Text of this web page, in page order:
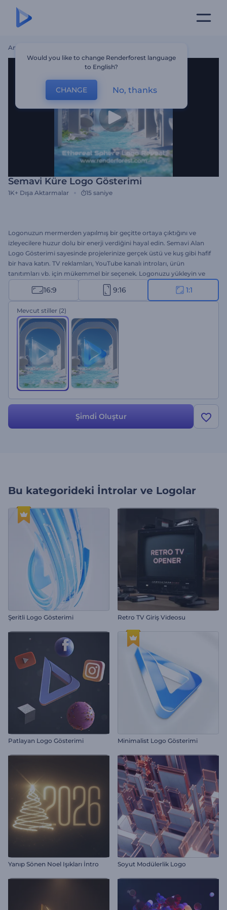
Ana Sayfa
Semavi Küre Logo Gösterimi
1K+ Dışa Aktarmalar 15 saniye
Logonuzun mermerden yapılmış bir geçitte ortaya çıktığını ve
izleyecilere huzur dolu bir enerji verdiğini hayal edin. Semavi Alan
Logo Gösterimi sayesinde projelerinize gerçek üstü ve kuş gibi hafif
bir hava katın. TV reklamları, YouTube kanalı introları, ürün
tanıtımları vb. için mükemmel bir seçenek. Logonuzu yükleyin ve
profesyonel animasyonunuz biraç dakikada elinizde olsun. Hiçbir
ücret ödemeden hemen deneyin!
16:9 9:16 1:1
Mevcut stiller (2)
Şi̇mdi̇ Oluştur
Bu kategorideki İntrolar ve Logolar
Şeritli Logo Gösterimi Retro TV Giriş Videosu
Patlayan Logo Gösterimi Minimalist Logo Gösterimi
Yanıp Sönen Noel Işıkları İntro Soyut Modülerlik Logo
Would you like to change Renderforest language
to English?
CHANGE No, thanks